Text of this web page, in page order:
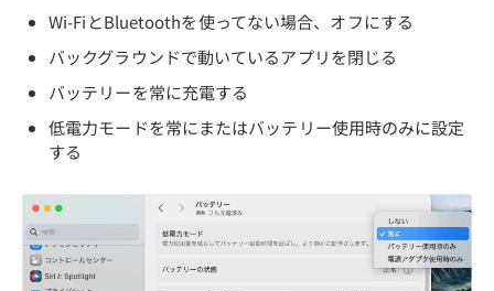
Wi-FiとBluetoothを使ってない場合、オフにする
バックグラウンドで動いているアプリを閉じる
バッテリーを常に充電する
低電力モードを常にまたはバッテリー使用時のみに設定
する